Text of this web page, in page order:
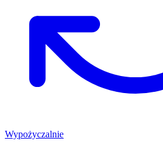
Wypożyczalnie